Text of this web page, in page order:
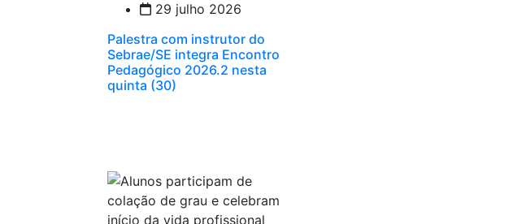
29 julho 2026
Palestra com instrutor do
Sebrae/SE integra Encontro
Pedagógico 2026.2 nesta
quinta (30)